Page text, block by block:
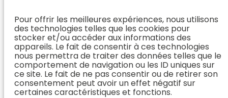
Pour offrir les meilleures expériences, nous utilisons
des technologies telles que les cookies pour
stocker et/ou accéder aux informations des
appareils. Le fait de consentir à ces technologies
nous permettra de traiter des données telles que le
comportement de navigation ou les ID uniques sur
ce site. Le fait de ne pas consentir ou de retirer son
consentement peut avoir un effet négatif sur
certaines caractéristiques et fonctions.
Prendre
rendez-vous
Après mon
rendez-vous
Espace
Vétérinaire
(Chirurgie &
Orthopédie)
Dentisterie &
ORL
L’Équipe
Dentisterie &
ORL
Médecine
Interne
En Savoir
Plus
(Médecine
Interne)
Neurologie